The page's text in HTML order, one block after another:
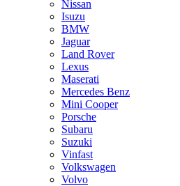
Nissan
Isuzu
BMW
Jaguar
Land Rover
Lexus
Maserati
Mercedes Benz
Mini Cooper
Porsche
Subaru
Suzuki
Vinfast
Volkswagen
Volvo